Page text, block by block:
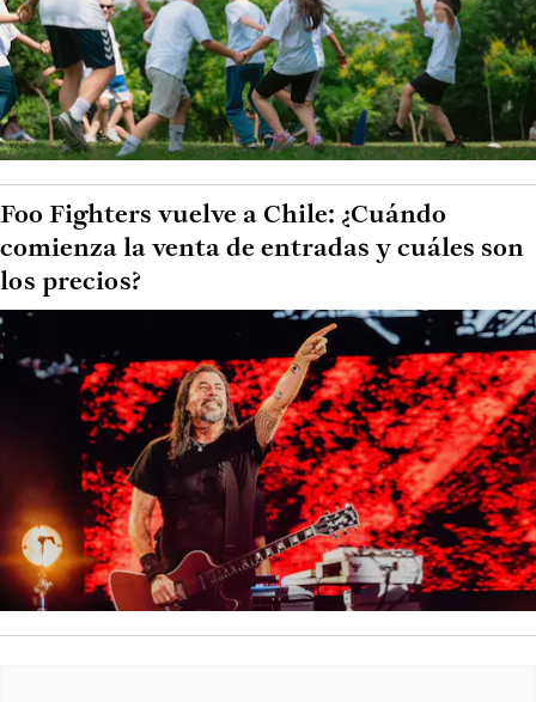
Foo Fighters vuelve a Chile: ¿Cuándo
comienza la venta de entradas y cuáles son
los precios?